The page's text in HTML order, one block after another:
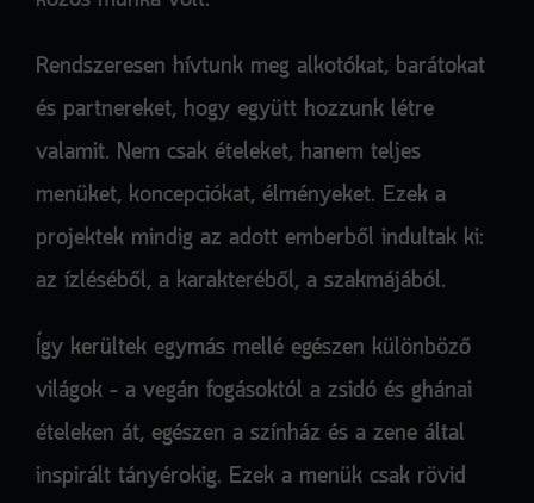
Rendszeresen hívtunk meg alkotókat, barátokat
és partnereket, hogy együtt hozzunk létre
valamit. Nem csak ételeket, hanem teljes
menüket, koncepciókat, élményeket. Ezek a
projektek mindig az adott emberből indultak ki:
az ízléséből, a karakteréből, a szakmájából.
Így kerültek egymás mellé egészen különböző
világok – a vegán fogásoktól a zsidó és ghánai
ételeken át, egészen a színház és a zene által
inspirált tányérokig. Ezek a menük csak rövid